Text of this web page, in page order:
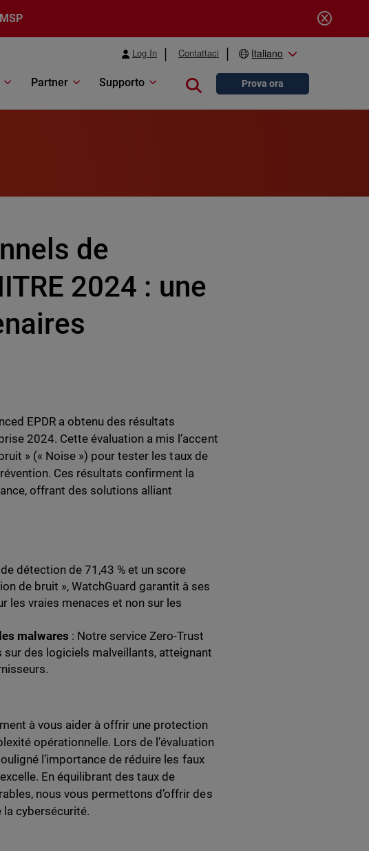
Log In Contattaci Italiano
Partner Supporto Close searchProva ora
de
2024 : une
EPDR a obtenu des résultats
2024. Cette évaluation a mis l’accent
» (« Noise ») pour tester les taux de
Ces résultats confirment la
offrant des solutions alliant
détection de 71,43 % et un score
de bruit », WatchGuard garantit à ses
les vraies menaces et non sur les
malwares : Notre service Zero-Trust
des logiciels malveillants, atteignant
à vous aider à offrir une protection
opérationnelle. Lors de l’évaluation
l’importance de réduire les faux
En équilibrant des taux de
nous vous permettons d’offrir des
cybersécurité.